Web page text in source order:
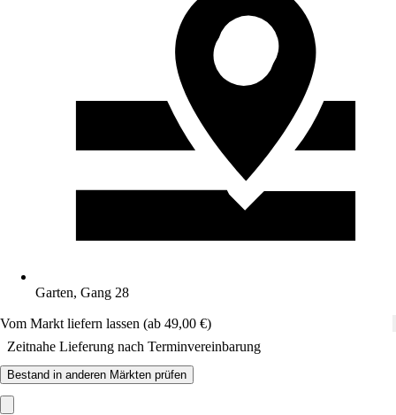
Garten, Gang 28
Vom Markt liefern lassen (ab 49,00 €)
Zeitnahe Lieferung nach Terminvereinbarung
Bestand in anderen Märkten prüfen